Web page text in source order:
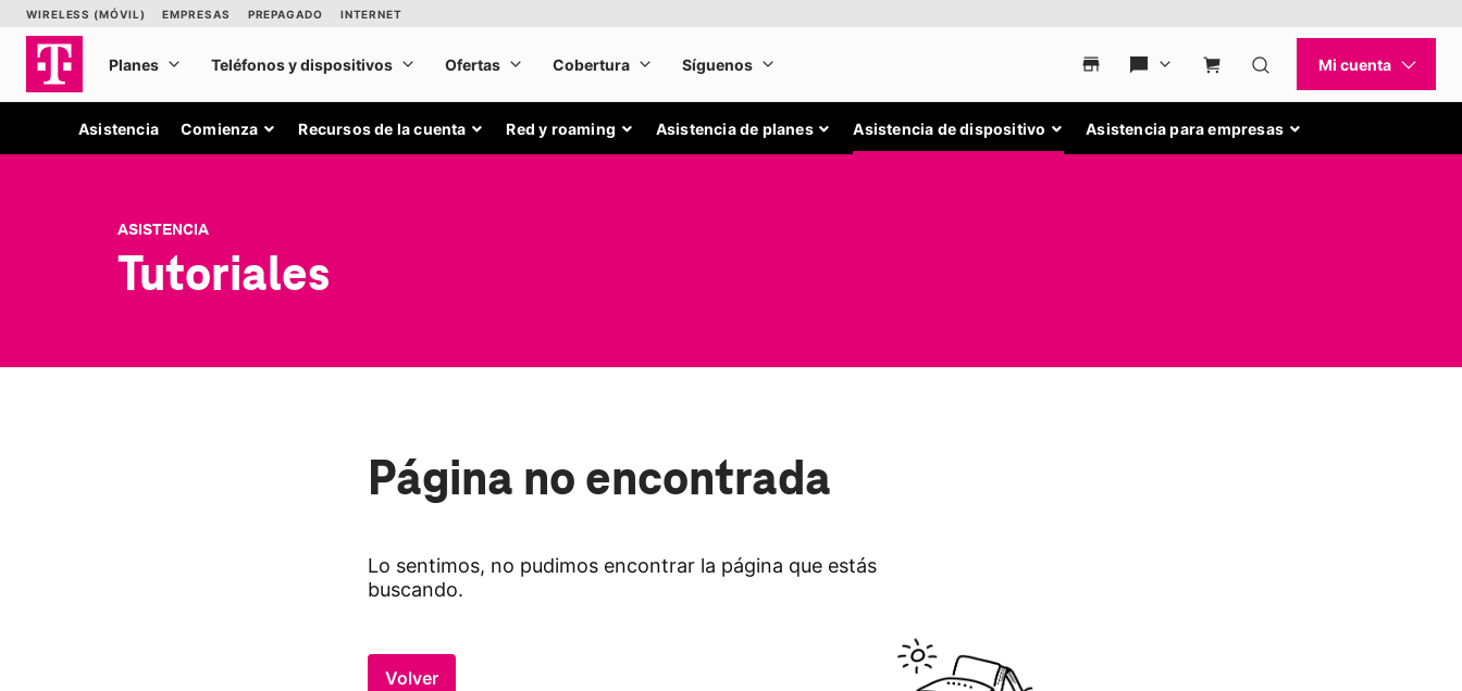
Asistencia Comienza Recursos de la cuenta Red y roaming Asistencia de planes Asistencia de dispositivo Asistencia para empresas
ASISTENCIA
Tutoriales